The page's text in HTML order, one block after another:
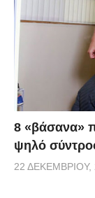
8 «βάσανα»
ψηλό
22 ΔΕΚΕΜΒΡΊΟΥ,